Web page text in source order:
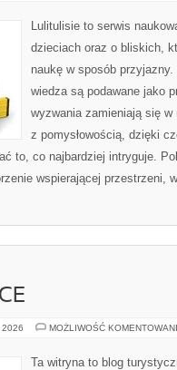
Lulitulisie to serwis
dzieciach oraz o bliskich,
naukę w sposób
wiedza są podawane jako
wyzwania zamieniają się w
z pomysłowością, dzięki
to, co najbardziej intryguje.
wspierającej przestrzeni,
2026 MOŻLIWOŚĆ
Ta witryna to blog